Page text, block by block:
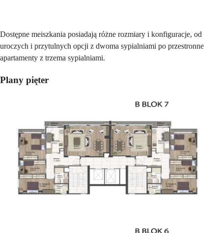
Dostępne meiszkania posiadają różne rozmiary i konfiguracje, od
uroczych i przytulnych opcji z dwoma sypialniami po przestronne
apartamenty z trzema sypialniami.
Plany pięter